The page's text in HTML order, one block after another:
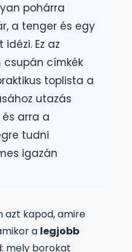
pohárra
a tenger és egy
Ez az
címkék
toplista a
utazás
és arra a
tudni
igazán
azt kapod, amire
a legjobb
mely borokat